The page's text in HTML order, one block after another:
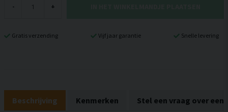
- +
Gratis verzending Vijf jaar garantie Snelle levering
Beschrijving Kenmerken Stel een vraag over een